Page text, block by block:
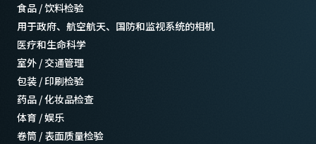
食品 / 饮料检验
用于政府、航空航天、国防和监视系统的相机
医疗和生命科学
室外 / 交通管理
包装 / 印刷检验
药品 / 化妆品检查
体育 / 娱乐
卷筒 / 表面质量检验